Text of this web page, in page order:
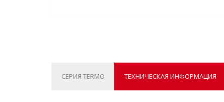
СЕРИЯ TERMO ТЕХНИЧЕСКАЯ ИНФОРМАЦИЯ